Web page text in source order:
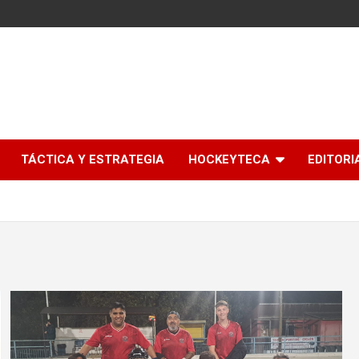
TÁCTICA Y ESTRATEGIA HOCKEYTECA